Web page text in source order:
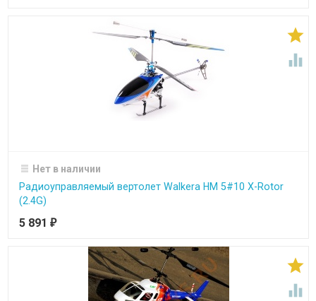


Нет в наличии
Радиоуправляемый вертолет Walkera HM 5#10 X-Rotor
(2.4G)
5 891 ₽

